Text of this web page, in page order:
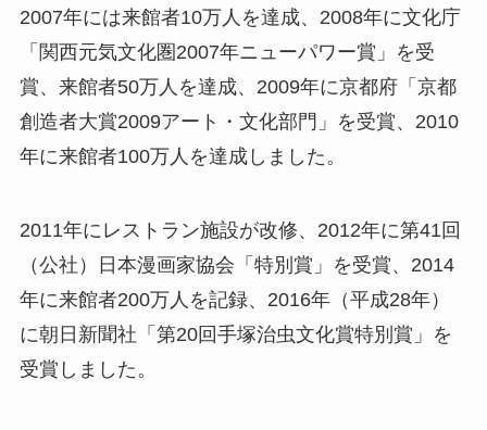
2007年には来館者10万人を達成、2008年に文化庁
「関西元気文化圏2007年ニューパワー賞」を受
賞、来館者50万人を達成、2009年に京都府「京都
創造者大賞2009アート・文化部門」を受賞、2010
年に来館者100万人を達成しました。
2011年にレストラン施設が改修、2012年に第41回
（公社）日本漫画家協会「特別賞」を受賞、2014
年に来館者200万人を記録、2016年（平成28年）
に朝日新聞社「第20回手塚治虫文化賞特別賞」を
受賞しました。